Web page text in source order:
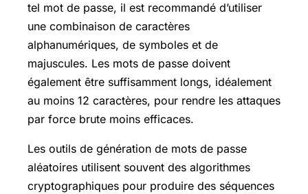
tel mot de passe, il est recommandé d’utiliser
une combinaison de caractères
alphanumériques, de symboles et de
majuscules. Les mots de passe doivent
également être suffisamment longs, idéalement
au moins 12 caractères, pour rendre les attaques
par force brute moins efficaces.
Les outils de génération de mots de passe
aléatoires utilisent souvent des algorithmes
cryptographiques pour produire des séquences